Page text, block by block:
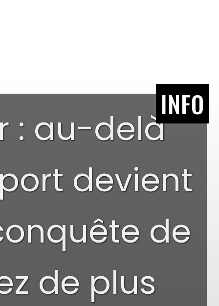
INFO
: au-delà
devient
de
de plus